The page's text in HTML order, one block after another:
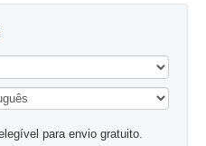
para envio gratuito.